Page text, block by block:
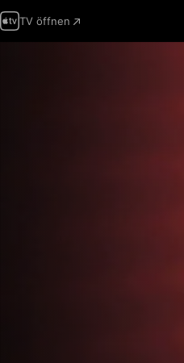
TV öffnen